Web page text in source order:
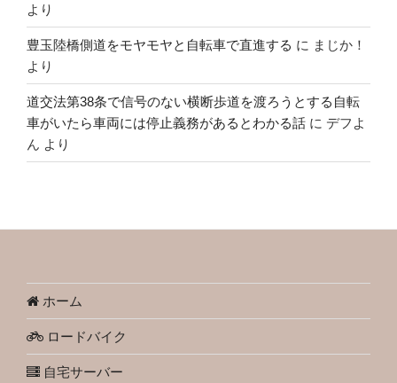
より
豊玉陸橋側道をモヤモヤと自転車で直進する に まじか！
より
道交法第38条で信号のない横断歩道を渡ろうとする自転
車がいたら車両には停止義務があるとわかる話 に デフよ
ん より
ホーム
ロードバイク
自宅サーバー